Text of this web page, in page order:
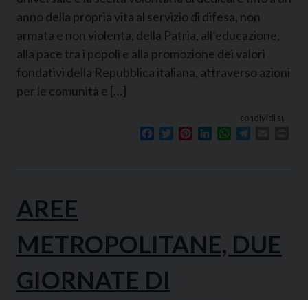
anno della propria vita al servizio di difesa, non
armata e non violenta, della Patria, all’educazione,
alla pace tra i popoli e alla promozione dei valori
fondativi della Repubblica italiana, attraverso azioni
per le comunità e […]
condividi su
Facebook
TwitterPinterestLinkedInWhatsApp
AREE
METROPOLITANE, DUE
GIORNATE DI